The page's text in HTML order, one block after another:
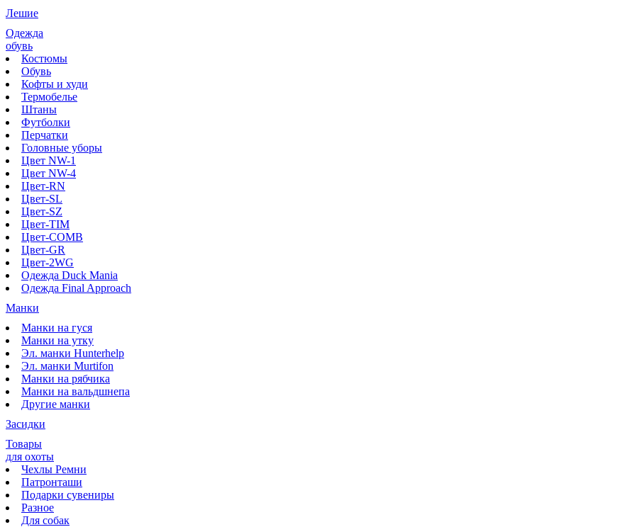
Лешие
Одежда
обувь
Костюмы
Обувь
Кофты и худи
Термобелье
Штаны
Футболки
Перчатки
Головные уборы
Цвет NW-1
Цвет NW-4
Цвет-RN
Цвет-SL
Цвет-SZ
Цвет-TIM
Цвет-COMB
Цвет-GR
Цвет-2WG
Одежда Duck Mania
Одежда Final Approach
Манки
Манки на гуся
Манки на утку
Эл. манки Hunterhelp
Эл. манки Murtifon
Манки на рябчика
Манки на вальдшнепа
Другие манки
Засидки
Товары
для охоты
Чехлы Ремни
Патронташи
Подарки сувениры
Разное
Для собак